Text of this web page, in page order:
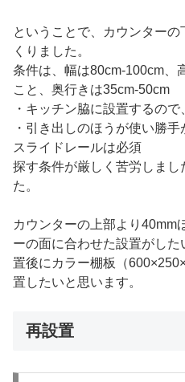
ということで、カウンター
くりました。
条件は、幅は80cm-100cm、
こと、奥行きは35cm-50cm
・キッチン脇に設置するの
・引き出しのほうが使い勝
スライドレールは必須
探す条件が厳しく苦労しま
た。
カウンターの上部より40mm
ーの面に合わせた設置がし
置後にカラー棚板（
置したいと思います。
再設置